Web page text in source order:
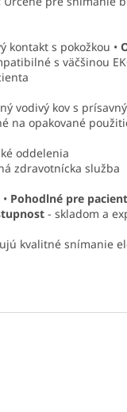
kontakt s pokožkou •
s väčšinou
vodivý kov s
na opakované
oddelenia
zdravotnícka služba
Pohodlné pre
- skladom a
kvalitné snímanie